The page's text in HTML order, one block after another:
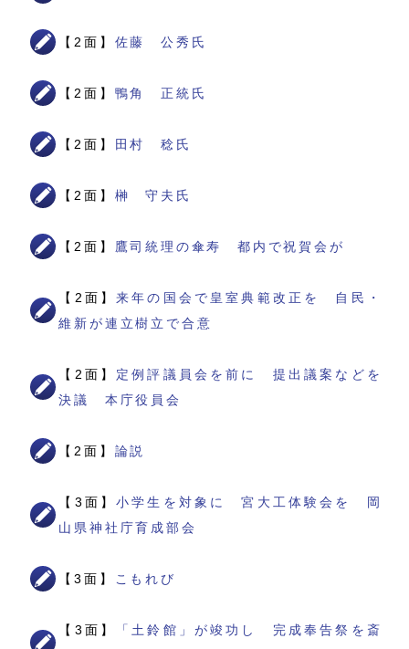
【2面】 佐藤 公秀氏
【2面】 鴨角 正統氏
【2面】 田村 稔氏
【2面】 榊 守夫氏
【2面】 鷹司統理の傘寿 都内で祝賀会が
【2面】来年の国会で皇室典範改正を 自民・
維新が連立樹立で合意
【2面】 定例評議員会を前に 提出議案などを
決議 本庁役員会
【2面】 論説
【3面】小学生を対象に 宮大工体験会を 岡
山県神社庁育成部会
【3面】 こもれび
【3面】
「土鈴館」が竣功し 完成奉告祭を斎